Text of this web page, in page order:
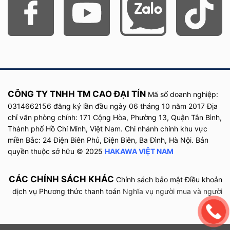
Nếu nhu cầu của bạn là một máy có thông số rõ ràng, không quá
cồng kềnh, có 5 tấm điện cực và dung tích lọc tối đa khoảng
6.000L, model này là lựa chọn đáng cân nhắc trong nhómmáy
Máy lọc nước ion kiềm Hitachi Maxell ATZ-01 phù hợp với người dùng
CÔNG TY TNHH TM CAO ĐẠI TÍN Mã số doanh nghiệp:
0314662156 đăng ký lần đầu ngày 06 tháng 10 năm 2017Địa
chỉ văn phòng chính: 171 Cộng Hòa, Phường 13, Quận Tân Bình,
Thành phố Hồ Chí Minh, Việt Nam. Chi nhánh chính khu vực
miền Bắc: 24 Điện Biên Phủ, Điện Biên, Ba Đình, Hà Nội. Bản
quyền thuộc sở hữu © 2025 HAKAWA VIỆT NAM
CÁC CHÍNH SÁCH KHÁC Chính sách bảo mật Điều khoản
dịch vụ Phương thức thanh toán Nghĩa vụ người mua và người
bán